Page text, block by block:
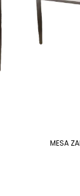
MESA